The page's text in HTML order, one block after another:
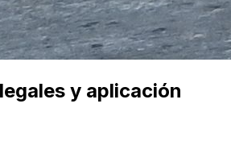
y aplicación